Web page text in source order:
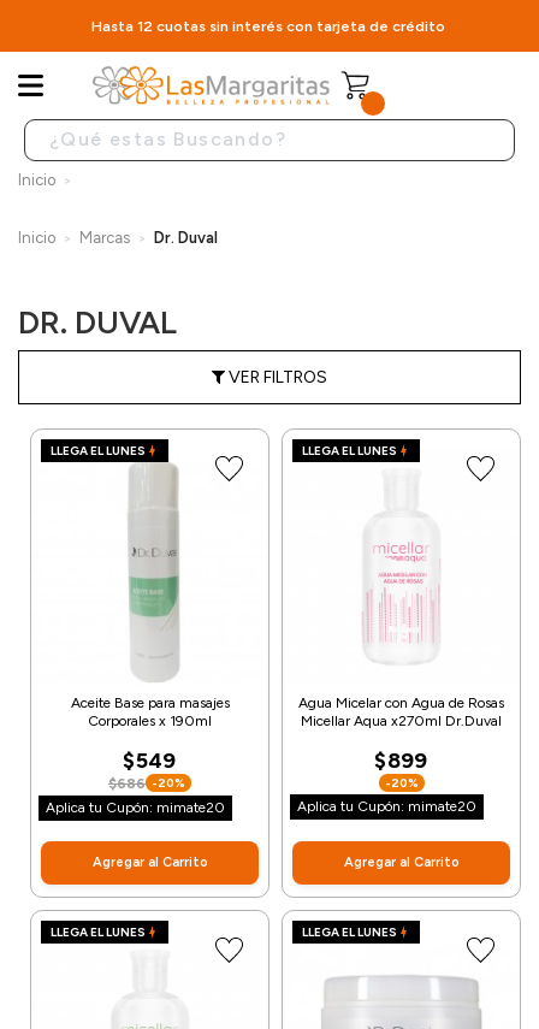
Hasta 12 cuotas sin interés con tarjeta de crédito
Inicio
Inicio Marcas Dr. Duval
DR. DUVAL
VER FILTROS
LLEGA EL LUNES
Aceite Base para masajes
Corporales x 190ml
$549
$686 -20%
Aplica tu Cupón: mimate20
Agregar al Carrito
LLEGA EL LUNES
Agua Micelar con Agua de Rosas
Micellar Aqua x270ml Dr.Duval
$899
-20%
Aplica tu Cupón: mimate20
Agregar al Carrito
LLEGA EL LUNES LLEGA EL LUNES